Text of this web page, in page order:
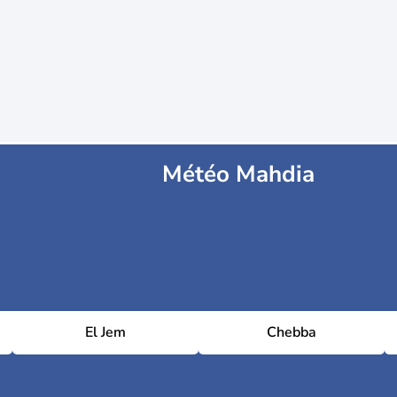
Météo Mahdia
El Jem Chebba